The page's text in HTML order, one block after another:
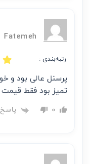
Fatemeh
رتبه‌بندی :
پرسنل عالی بود و
تمیز بود فقط
0 پاسخ